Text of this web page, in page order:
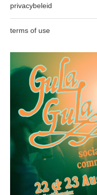
privacybeleid
terms of use